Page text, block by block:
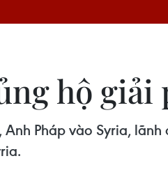
hộ
Anh Pháp vào Syria,